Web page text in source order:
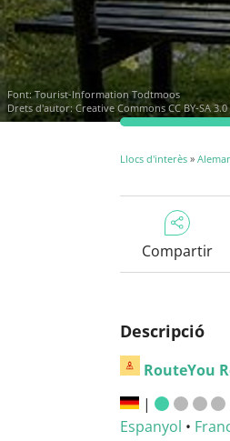
Font:Tourist-Information Todtmoos
Drets d'autor: Creative Commons CC BY-SA 3.0
Llocs d'interès »
Compartir
Descripció
RouteYou
|
Espanyol •